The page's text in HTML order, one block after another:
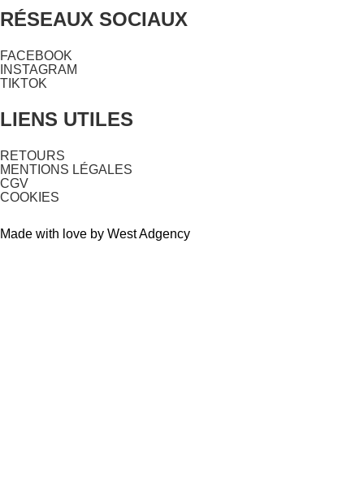
RÉSEAUX SOCIAUX
FACEBOOK
INSTAGRAM
TIKTOK
LIENS UTILES
RETOURS
MENTIONS LÉGALES
CGV
COOKIES
Made with love by West Adgency